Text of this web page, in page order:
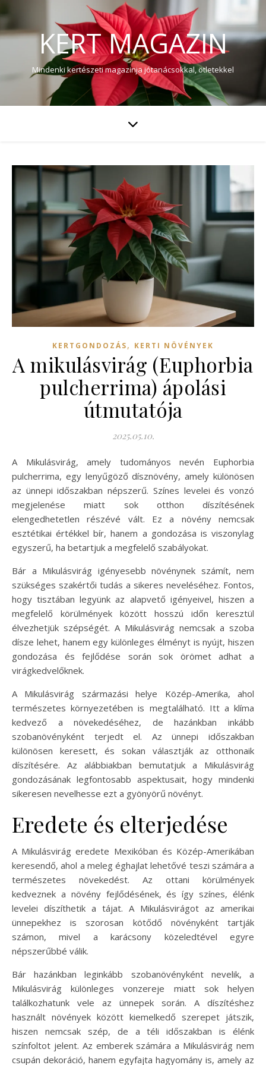
KERT MAGAZIN
Mindenki kertészeti magazinja jótanácsokkal, ötletekkel
KERTGONDOZÁS, KERTI NÖVÉNYEK
A mikulásvirág (Euphorbia
pulcherrima) ápolási
útmutatója
2025.05.10.
A Mikulásvirág, amely tudományos nevén Euphorbia
pulcherrima, egy lenyűgöző dísznövény, amely különösen
az ünnepi időszakban népszerű. Színes levelei és vonzó
megjelenése miatt sok otthon díszítésének
elengedhetetlen részévé vált. Ez a növény nemcsak
esztétikai értékkel bír, hanem a gondozása is viszonylag
egyszerű, ha betartjuk a megfelelő szabályokat.
Bár a Mikulásvirág igényesebb növénynek számít, nem
szükséges szakértői tudás a sikeres neveléséhez. Fontos,
hogy tisztában legyünk az alapvető igényeivel, hiszen a
megfelelő körülmények között hosszú időn keresztül
élvezhetjük szépségét. A Mikulásvirág nemcsak a szoba
dísze lehet, hanem egy különleges élményt is nyújt, hiszen
gondozása és fejlődése során sok örömet adhat a
virágkedvelőknek.
A Mikulásvirág származási helye Közép-Amerika, ahol
természetes környezetében is megtalálható. Itt a klíma
kedvező a növekedéséhez, de hazánkban inkább
szobanövényként terjedt el. Az ünnepi időszakban
különösen keresett, és sokan választják az otthonaik
díszítésére. Az alábbiakban bemutatjuk a Mikulásvirág
gondozásának legfontosabb aspektusait, hogy mindenki
sikeresen nevelhesse ezt a gyönyörű növényt.
Eredete és elterjedése
A Mikulásvirág eredete Mexikóban és Közép-Amerikában
keresendő, ahol a meleg éghajlat lehetővé teszi számára a
természetes növekedést. Az ottani körülmények
kedveznek a növény fejlődésének, és így színes, élénk
levelei díszíthetik a tájat. A Mikulásvirágot az amerikai
ünnepekhez is szorosan kötődő növényként tartják
számon, mivel a karácsony közeledtével egyre
népszerűbbé válik.
Bár hazánkban leginkább szobanövényként nevelik, a
Mikulásvirág különleges vonzereje miatt sok helyen
találkozhatunk vele az ünnepek során. A díszítéshez
használt növények között kiemelkedő szerepet játszik,
hiszen nemcsak szép, de a téli időszakban is élénk
színfoltot jelent. Az emberek számára a Mikulásvirág nem
csupán dekoráció, hanem egyfajta hagyomány is, amely az